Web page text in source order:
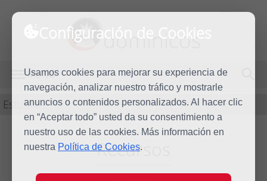
Configuración de Cookies
Usamos cookies para mejorar su experiencia de
navegación, analizar nuestro tráfico y mostrarle
anuncios o contenidos personalizados. Al hacer clic
en “Aceptar todo” usted da su consentimiento a
nuestro uso de las cookies. Más información en
nuestra Política de Cookies.
dominicos
MENÚ
Estudio
Recursos